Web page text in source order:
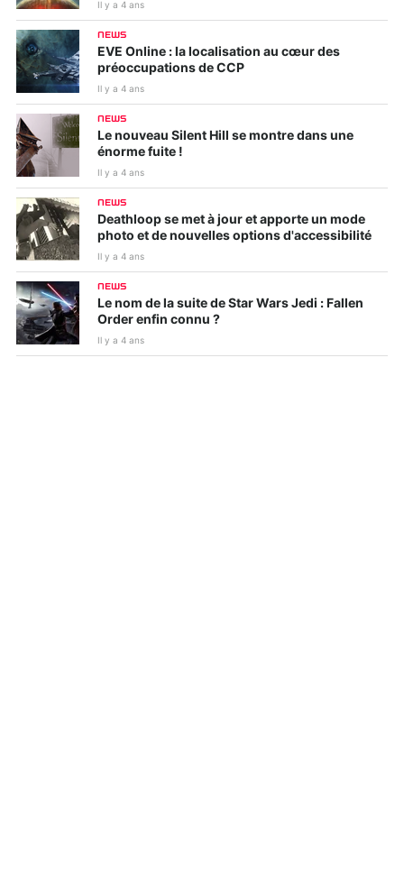
Il y a 4 ans
NEWS
EVE Online : la localisation au cœur des
préoccupations de CCP
Il y a 4 ans
NEWS
Le nouveau Silent Hill se montre dans une
énorme fuite !
Il y a 4 ans
NEWS
Deathloop se met à jour et apporte un mode
photo et de nouvelles options d'accessibilité
Il y a 4 ans
NEWS
Le nom de la suite de Star Wars Jedi : Fallen
Order enfin connu ?
Il y a 4 ans